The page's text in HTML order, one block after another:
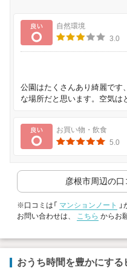
良い
自然環境
3.0
公園はたくさんあり綺麗です
な場所だと思います。空気は
良い
お買い物・飲食
5.0
彦根市周辺の
※口コミは「 マンションノート
お問い合わせは、 こちら からお
おうち時間を豊かにする